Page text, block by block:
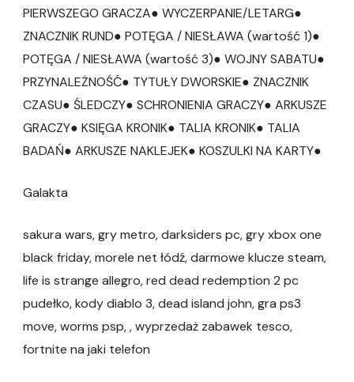
PIERWSZEGO GRACZA● WYCZERPANIE/LETARG●
ZNACZNIK RUND● POTĘGA / NIESŁAWA (wartość 1)●
POTĘGA / NIESŁAWA (wartość 3)● WOJNY SABATU●
PRZYNALEŻNOŚĆ● TYTUŁY DWORSKIE● ZNACZNIK
CZASU● ŚLEDCZY● SCHRONIENIA GRACZY● ARKUSZE
GRACZY● KSIĘGA KRONIK● TALIA KRONIK● TALIA
BADAŃ● ARKUSZE NAKLEJEK● KOSZULKI NA KARTY●
Galakta
sakura wars, gry metro, darksiders pc, gry xbox one
black friday, morele net łódź, darmowe klucze steam,
life is strange allegro, red dead redemption 2 pc
pudełko, kody diablo 3, dead island john, gra ps3
move, worms psp, , wyprzedaż zabawek tesco,
fortnite na jaki telefon